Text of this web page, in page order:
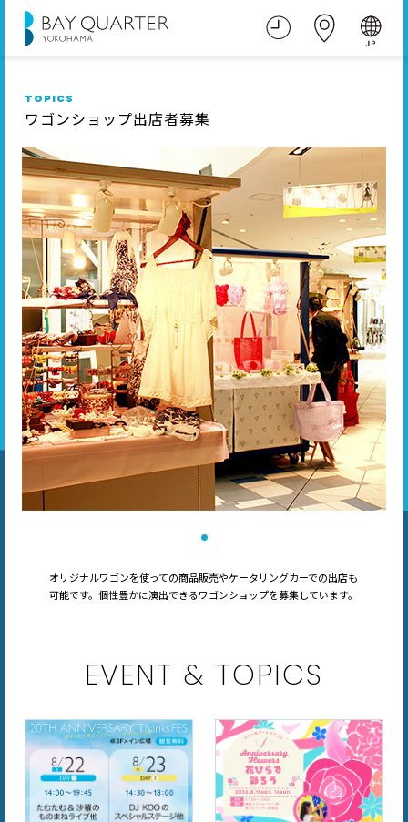
TOPICS
ワゴンショップ出店者募集
オリジナルワゴンを使っての商品販売やケータリングカーでの出店も
可能です。個性豊かに演出できるワゴンショップを募集しています。
EVENT & TOPICS